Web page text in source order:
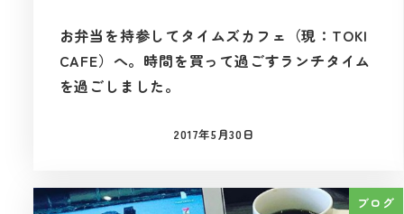
お弁当を持参してタイムズカフェ（現：TOKI
CAFE）へ。時間を買って過ごすランチタイム
を過ごしました。
投稿日
2017年5月30日
ブログ